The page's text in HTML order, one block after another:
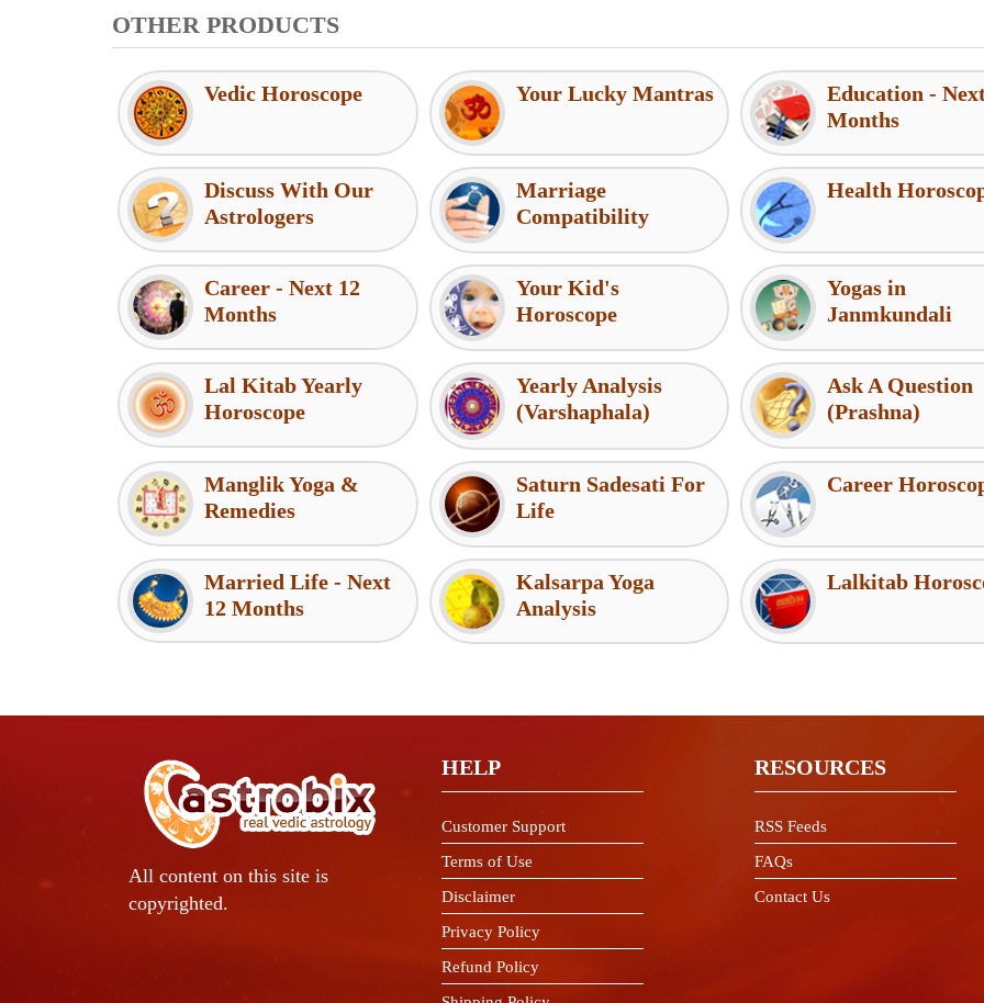
OTHER PRODUCTS
Vedic Horoscope Your Lucky Mantras
Education -
Months
Discuss With Our
Astrologers
Marriage
Compatibility
Health
Career - Next 12
Months
Your Kid's
Horoscope
Yogas in
Janmkundali
Lal Kitab Yearly
Horoscope
Yearly Analysis
(Varshaphala)
Ask A Question
(Prashna)
Manglik Yoga &
Remedies
Saturn Sadesati For
Life
Career
Married Life - Next
12 Months
Kalsarpa Yoga
Analysis
Lalkitab
All content on this site is
copyrighted.
HELP
Customer Support
Terms of Use
Disclaimer
Privacy Policy
Refund Policy
RESOURCES
RSS Feeds
FAQs
Contact Us